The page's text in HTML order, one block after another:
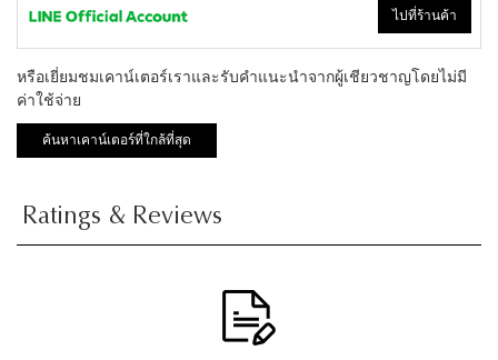
ไปที่ร้านค้า
หรือเยี่ยมชมเคาน์เตอร์เราและรับคำแนะนำจากผู้เชียวชาญโดยไม่มี
ค่าใช้จ่าย
ค้นหาเคาน์เตอร์ที่ใกล้ที่สุด
Ratings & Reviews